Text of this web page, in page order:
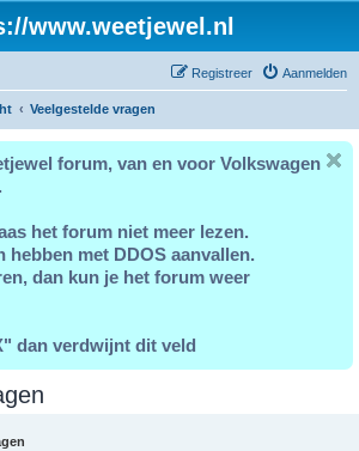
www.weetjewel.nl
Aanmelden
Registreer
Veelgestelde vragen
forum, van en voor Volkswagen
het forum niet meer lezen.
hebben met DDOS aanvallen.
dan kun je het forum weer
dan verdwijnt dit veld